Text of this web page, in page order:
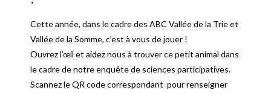
Cette année, dans le cadre des ABC Vallée de la Trie et
Vallée de la Somme, c’est à vous de jouer !
Ouvrez l’œil et aidez nous à trouver ce petit animal dans
le cadre de notre enquête de sciences participatives.
Scannez le QR code correspondant pour renseigner